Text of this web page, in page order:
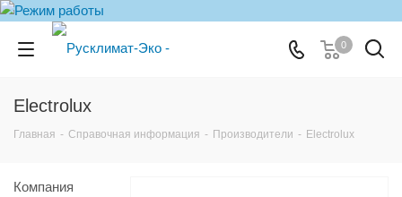
0
Electrolux
Главная - Справочная информация - Производители - Electrolux
Компания